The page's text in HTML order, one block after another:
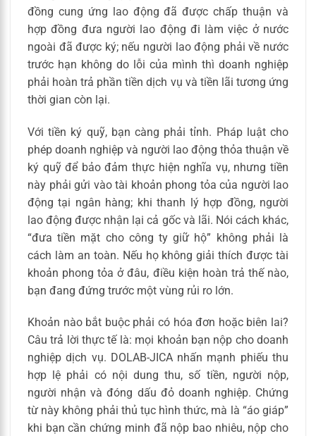
đồng cung ứng lao động đã được chấp thuận và
hợp đồng đưa người lao động đi làm việc ở nước
ngoài đã được ký; nếu người lao động phải về nước
trước hạn không do lỗi của mình thì doanh nghiệp
phải hoàn trả phần tiền dịch vụ và tiền lãi tương ứng
thời gian còn lại.
Với tiền ký quỹ, bạn càng phải tỉnh. Pháp luật cho
phép doanh nghiệp và người lao động thỏa thuận về
ký quỹ để bảo đảm thực hiện nghĩa vụ, nhưng tiền
này phải gửi vào tài khoản phong tỏa của người lao
động tại ngân hàng; khi thanh lý hợp đồng, người
lao động được nhận lại cả gốc và lãi. Nói cách khác,
“đưa tiền mặt cho công ty giữ hộ” không phải là
cách làm an toàn. Nếu họ không giải thích được tài
khoản phong tỏa ở đâu, điều kiện hoàn trả thế nào,
bạn đang đứng trước một vùng rủi ro lớn.
Khoản nào bắt buộc phải có hóa đơn hoặc biên lai?
Câu trả lời thực tế là: mọi khoản bạn nộp cho doanh
nghiệp dịch vụ. DOLAB-JICA nhấn mạnh phiếu thu
hợp lệ phải có nội dung thu, số tiền, người nộp,
người nhận và đóng dấu đỏ doanh nghiệp. Chứng
từ này không phải thủ tục hình thức, mà là “áo giáp”
khi bạn cần chứng minh đã nộp bao nhiêu, nộp cho